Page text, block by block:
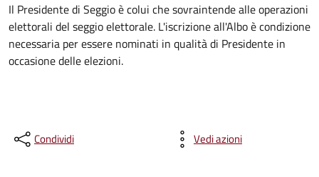
Il Presidente di Seggio è colui che sovraintende alle operazioni
elettorali del seggio elettorale. L'iscrizione all'Albo è condizione
necessaria per essere nominati in qualità di Presidente in
occasione delle elezioni.
Condividi Vedi azioni